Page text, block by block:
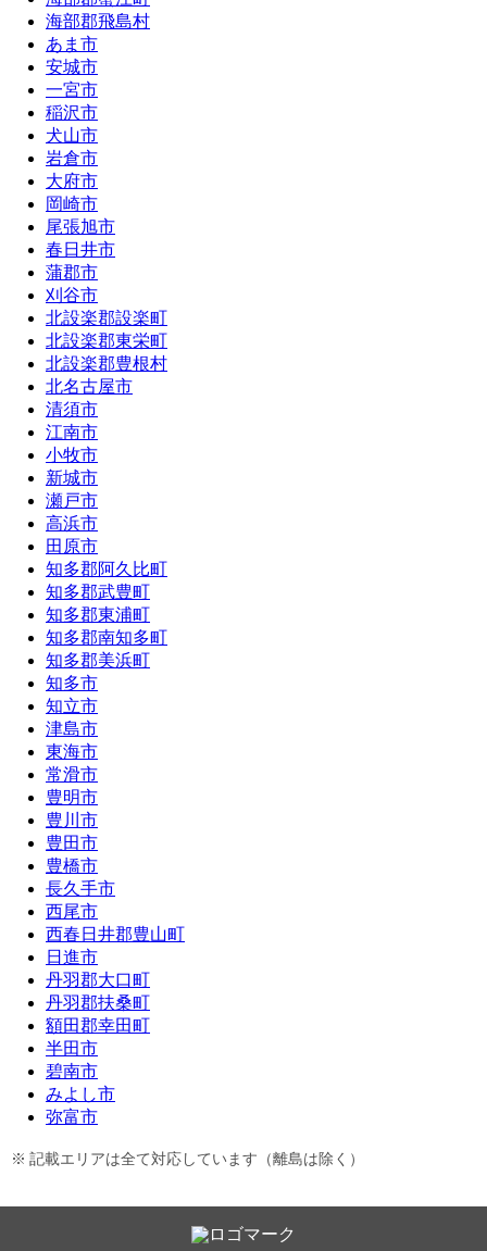
海部郡飛島村
あま市
安城市
一宮市
稲沢市
犬山市
岩倉市
大府市
岡崎市
尾張旭市
春日井市
蒲郡市
刈谷市
北設楽郡設楽町
北設楽郡東栄町
北設楽郡豊根村
北名古屋市
清須市
江南市
小牧市
新城市
瀬戸市
高浜市
田原市
知多郡阿久比町
知多郡武豊町
知多郡東浦町
知多郡南知多町
知多郡美浜町
知多市
知立市
津島市
東海市
常滑市
豊明市
豊川市
豊田市
豊橋市
長久手市
西尾市
西春日井郡豊山町
日進市
丹羽郡大口町
丹羽郡扶桑町
額田郡幸田町
半田市
碧南市
みよし市
弥富市
記載エリアは全て対応しています（離島は除く）